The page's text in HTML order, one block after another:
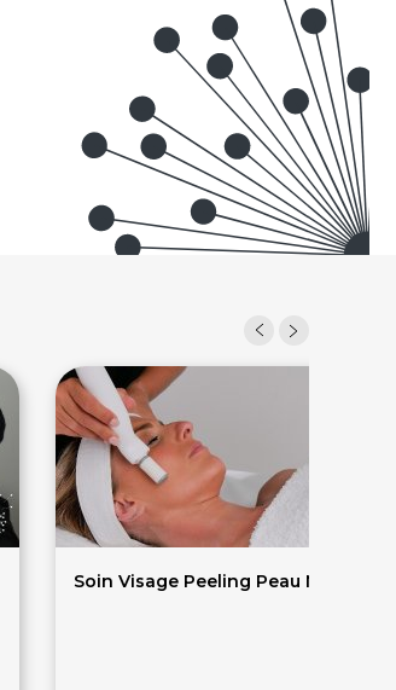
Soin Visage Peeling Peau Neuve - 1h